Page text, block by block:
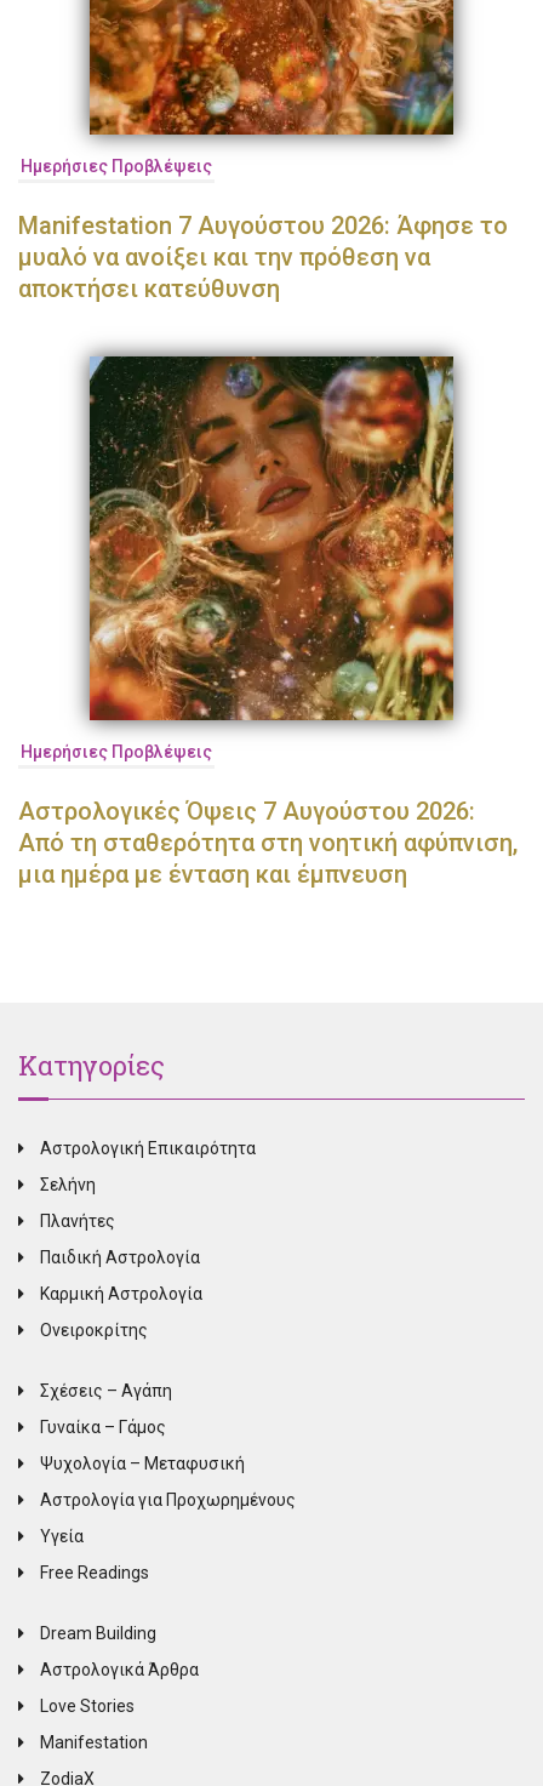
Ημερήσιες Προβλέψεις
Manifestation 7 Αυγούστου 2026: Άφησε το
μυαλό να ανοίξει και την πρόθεση να
αποκτήσει κατεύθυνση
Ημερήσιες Προβλέψεις
Αστρολογικές Όψεις 7 Αυγούστου 2026:
Από τη σταθερότητα στη νοητική αφύπνιση,
μια ημέρα με ένταση και έμπνευση
Κατηγορίες
Αστρολογική Επικαιρότητα
Σελήνη
Πλανήτες
Παιδική Αστρολογία
Καρμική Αστρολογία
Ονειροκρίτης
Σχέσεις – Αγάπη
Γυναίκα – Γάμος
Ψυχολογία – Μεταφυσική
Αστρολογία για Προχωρημένους
Υγεία
Free Readings
Dream Building
Αστρολογικά Άρθρα
Love Stories
Manifestation
ZodiaX